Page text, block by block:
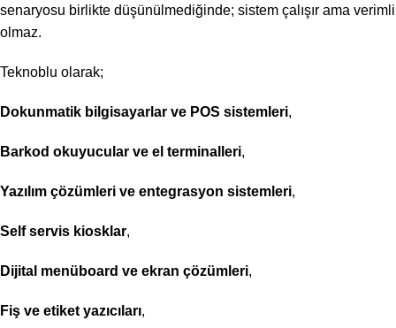
senaryosu birlikte düşünülmediğinde; sistem çalışır ama verimli
olmaz.
Teknoblu olarak;
Dokunmatik bilgisayarlar ve POS sistemleri,
Barkod okuyucular ve el terminalleri,
Yazılım çözümleri ve entegrasyon sistemleri,
Self servis kiosklar,
Dijital menüboard ve ekran çözümleri,
Fiş ve etiket yazıcıları,